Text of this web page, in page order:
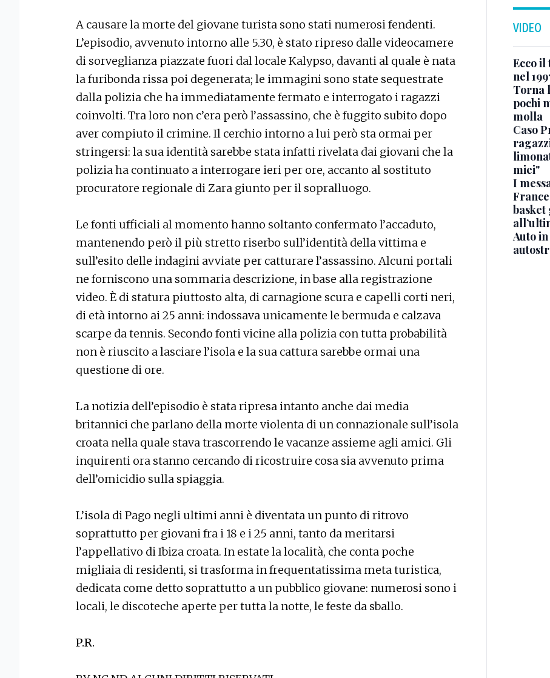
A causare la morte del giovane turista sono stati numerosi fendenti.
L’episodio, avvenuto intorno alle 5.30, è stato ripreso dalle videocamere
di sorveglianza piazzate fuori dal locale Kalypso, davanti al quale è nata
la furibonda rissa poi degenerata; le immagini sono state sequestrate
dalla polizia che ha immediatamente fermato e interrogato i ragazzi
coinvolti. Tra loro non c’era però l’assassino, che è fuggito subito dopo
aver compiuto il crimine. Il cerchio intorno a lui però sta ormai per
stringersi: la sua identità sarebbe stata infatti rivelata dai giovani che la
polizia ha continuato a interrogare ieri per ore, accanto al sostituto
procuratore regionale di Zara giunto per il sopralluogo.
Le fonti ufficiali al momento hanno soltanto confermato l’accaduto,
mantenendo però il più stretto riserbo sull’identità della vittima e
sull’esito delle indagini avviate per catturare l’assassino. Alcuni portali
ne forniscono una sommaria descrizione, in base alla registrazione
video. È di statura piuttosto alta, di carnagione scura e capelli corti neri,
di età intorno ai 25 anni: indossava unicamente le bermuda e calzava
scarpe da tennis. Secondo fonti vicine alla polizia con tutta probabilità
non è riuscito a lasciare l’isola e la sua cattura sarebbe ormai una
questione di ore.
La notizia dell’episodio è stata ripresa intanto anche dai media
britannici che parlano della morte violenta di un connazionale sull’isola
croata nella quale stava trascorrendo le vacanze assieme agli amici. Gli
inquirenti ora stanno cercando di ricostruire cosa sia avvenuto prima
dell’omicidio sulla spiaggia.
L’isola di Pago negli ultimi anni è diventata un punto di ritrovo
soprattutto per giovani fra i 18 e i 25 anni, tanto da meritarsi
l’appellativo di Ibiza croata. In estate la località, che conta poche
migliaia di residenti, si trasforma in frequentatissima meta turistica,
dedicata come detto soprattutto a un pubblico giovane: numerosi sono i
locali, le discoteche aperte per tutta la notte, le feste da sballo.
P.R.
VIDEO
Ecco il
nel
Torna
pochi
molla
Caso
miei"
I
basket
Auto